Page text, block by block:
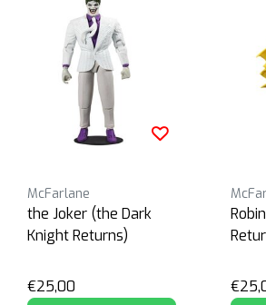
McFarlane
the Joker (the Dark
Knight Returns)
€25,00